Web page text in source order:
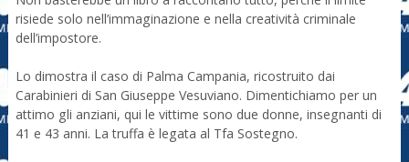
risiede solo nell’immaginazione e nella creatività criminale
dell’impostore.
Lo dimostra il caso di Palma Campania, ricostruito dai
Carabinieri di San Giuseppe Vesuviano. Dimentichiamo per un
attimo gli anziani, qui le vittime sono due donne, insegnanti di
41 e 43 anni. La truffa è legata al Tfa Sostegno.